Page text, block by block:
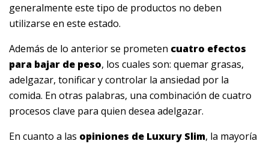
generalmente este tipo de productos no deben
utilizarse en este estado.
Además de lo anterior se prometen cuatro efectos
para bajar de peso, los cuales son: quemar grasas,
adelgazar, tonificar y controlar la ansiedad por la
comida. En otras palabras, una combinación de cuatro
procesos clave para quien desea adelgazar.
En cuanto a las opiniones de Luxury Slim, la mayoría